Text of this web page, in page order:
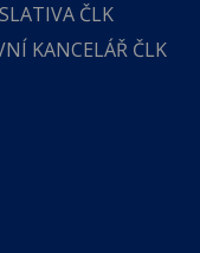
ČLK
KANCELÁŘ ČLK